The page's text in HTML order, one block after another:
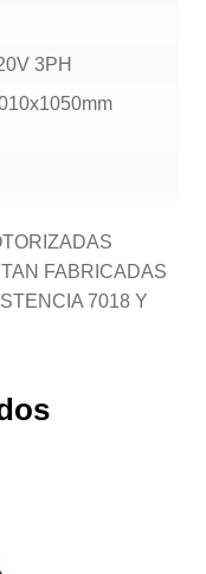
3PH
FABRICADAS
7018 Y